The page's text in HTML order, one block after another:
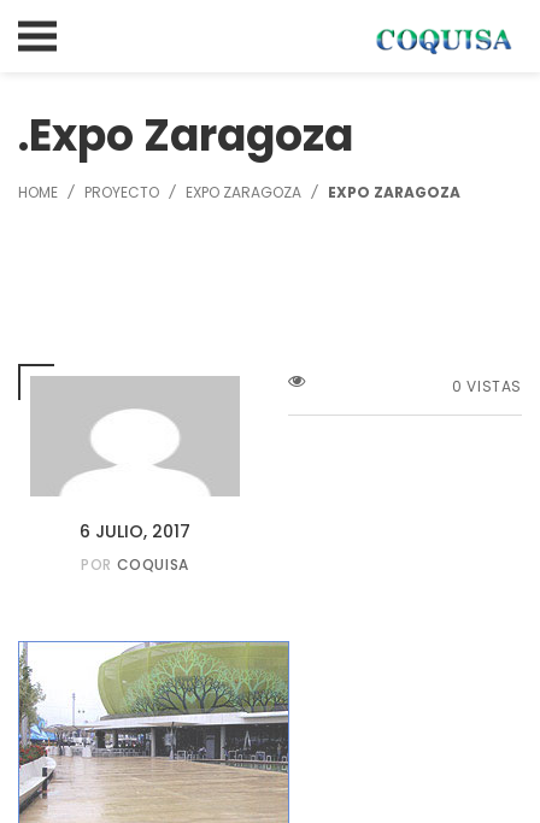
Expo Zaragoza
HOME PROYECTO EXPO ZARAGOZA EXPO ZARAGOZA
6 JULIO, 2017
POR COQUISA
0 VISTAS